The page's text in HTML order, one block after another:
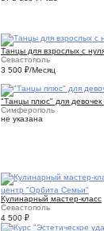
Танцы для взрослых с
Севастополь
3 500 ₽/Месяц
"Танцы плюс" для девочек
Симферополь
не указана
центр "Орбита Семьи"
Кулинарный мастер-класс
Севастополь
4 500 ₽